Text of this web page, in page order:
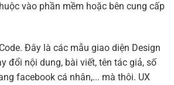
vào phần mềm hoặc bên cung cấp
Đây là các mẫu giao diện Design
đổi nội dung, bài viết, tên tác giả, số
facebook cá nhân,... mà thôi. UX